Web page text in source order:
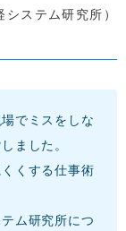
システム研究所）
でミスをしな
ました。
くする仕事術
ム研究所につ